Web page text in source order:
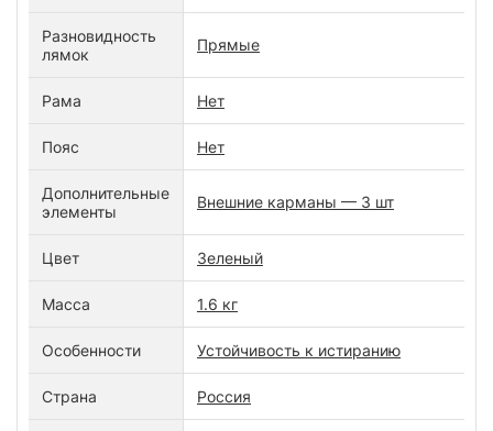
Разновидность
лямок
Прямые
Рама Нет
Пояс Нет
Дополнительные
элементы
Внешние карманы — 3 шт
Цвет Зеленый
Масса 1.6 кг
Особенности Устойчивость к истиранию
Страна Россия